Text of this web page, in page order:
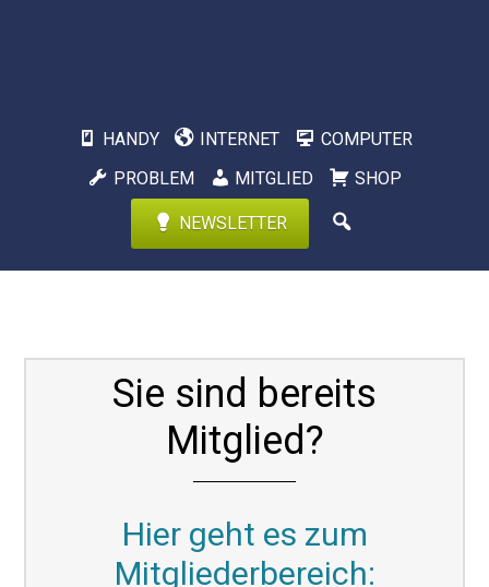
HANDY INTERNET
COMPUTER
PROBLEM
MITGLIED SHOP
NEWSLETTER
Sie sind bereits
Mitglied?
Hier geht es zum
Mitgliederbereich: